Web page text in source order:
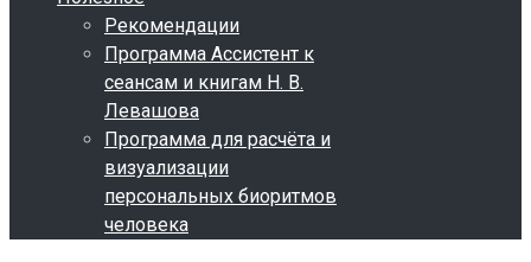
Рекомендации
Программа Ассистент к
сеансам и книгам Н. В.
Левашова
Программа для расчёта и
визуализации
персональных биоритмов
человека